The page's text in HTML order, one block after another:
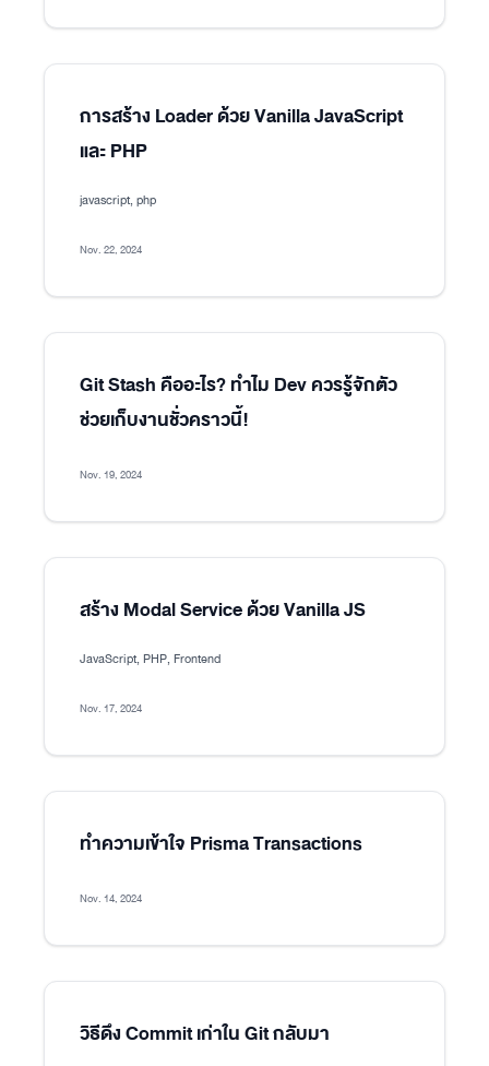
การสร้าง Loader ด้วย Vanilla JavaScript
และ PHP
javascript, php
Nov. 22, 2024
Git Stash คืออะไร? ทำไม Dev ควรรู้จักตัว
ช่วยเก็บงานชั่วคราวนี้!
Nov. 19, 2024
สร้าง Modal Service ด้วย Vanilla JS
JavaScript, PHP, Frontend
Nov. 17, 2024
ทำความเข้าใจ Prisma Transactions
Nov. 14, 2024
วิธีดึง Commit เก่าใน Git กลับมา